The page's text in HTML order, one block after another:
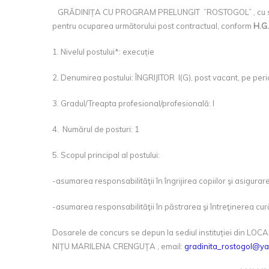
GRĂDINIȚA CU PROGRAM PRELUNGIT ”ROSTOGOL” ,
pentru ocuparea următorului post contractual, conform
1. Nivelul postului*: execuție
2. Denumirea postului: ÎNGRIJITOR I(G), post vacant, pe
3. Gradul/Treapta profesional/profesională: I
4. Numărul de posturi: 1
5. Scopul principal al postului:
-asumarea responsabilităţii în îngrijirea copiilor şi
-asumarea responsabilităţii în păstrarea şi întreţinerea
Dosarele de concurs se depun la sediul instituției din
NIȚU MARILENA CRENGUȚA , email: